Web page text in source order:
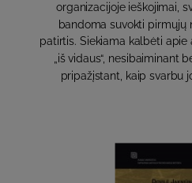
organizacijoje ieškojimai,
bandoma suvokti pirmųjų
patirtis. Siekiama kalbėti apie
„iš vidaus“, nesibaiminant
pripažįstant, kaip svarbu